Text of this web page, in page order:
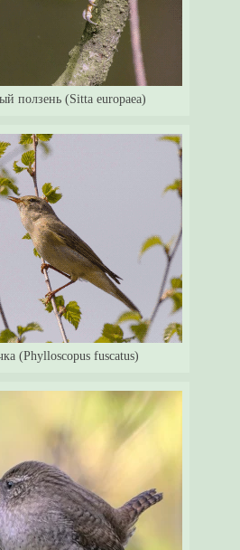
ползень (Sitta europaea)
(Phylloscopus fuscatus)